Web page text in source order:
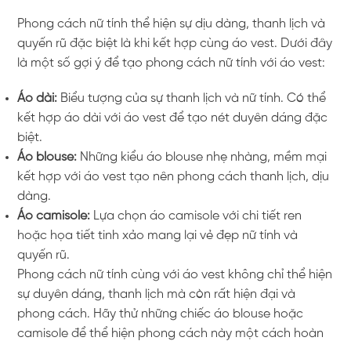
Phong cách nữ tính thể hiện sự dịu dàng, thanh lịch và
quyến rũ đặc biệt là khi kết hợp cùng áo vest. Dưới đây
là một số gợi ý để tạo phong cách nữ tính với áo vest:
Áo dài: Biểu tượng của sự thanh lịch và nữ tính. Có thể
kết hợp áo dài với áo vest để tạo nét duyên dáng đặc
biệt.
Áo blouse: Những kiểu áo blouse nhẹ nhàng, mềm mại
kết hợp với áo vest tạo nên phong cách thanh lịch, dịu
dàng.
Áo camisole: Lựa chọn áo camisole với chi tiết ren
hoặc họa tiết tinh xảo mang lại vẻ đẹp nữ tính và
quyến rũ.
Phong cách nữ tính cùng với áo vest không chỉ thể hiện
sự duyên dáng, thanh lịch mà còn rất hiện đại và
phong cách. Hãy thử những chiếc áo blouse hoặc
camisole để thể hiện phong cách này một cách hoàn